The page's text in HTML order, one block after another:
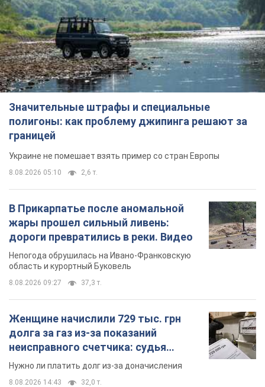
Значительные штрафы и специальные
полигоны: как проблему джипинга решают за
границей
Украине не помешает взять пример со стран Европы
8.08.2026 05:10 2,6 т.
В Прикарпатье после аномальной
жары прошел сильный ливень:
дороги превратились в реки. Видео
Непогода обрушилась на Ивано-Франковскую
область и курортный Буковель
8.08.2026 09:27 37,3 т.
Женщине начислили 729 тыс. грн
долга за газ из-за показаний
неисправного счетчика: судья
вынес неожиданное решение
Нужно ли платить долг из-за доначисления
8.08.2026 14:43 32,0 т.